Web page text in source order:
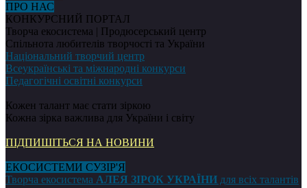
ПРО НАС
КОНКУРСНИЙ ПОРТАЛ
Творча екосистема | Продюсерський центр
Спільнота любителів творчості та України
Національний творчий центр
Всеукраїнські та міжнародні конкурси
Педагогічні освітні конкурси
Кожен талант має стати зіркою
Кожна зірка важлива для України і світу
ПІДПИШІТЬСЯ НА НОВИНИ
ЕКОСИСТЕМИ СУЗІР'Я
Творча екосистема АЛЕЯ ЗІРОК УКРАЇНИ для всіх талантів